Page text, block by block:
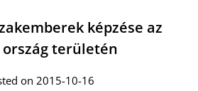
képzése az
ország területén
on 2015-10-16